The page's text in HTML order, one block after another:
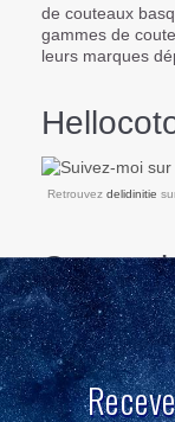
de couteaux
gammes de
leurs marques
Retrouvez delidinitie